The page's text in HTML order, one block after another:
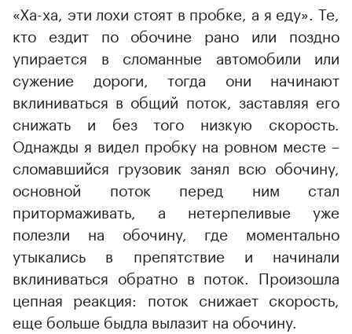
«Ха-ха, эти лохи стоят в пробке, а я еду». Те,
кто ездит по обочине рано или поздно
упирается в сломанные автомобили или
сужение дороги, тогда они начинают
вклиниваться в общий поток, заставляя его
снижать и без того низкую скорость.
Однажды я видел пробку на ровном месте –
сломавшийся грузовик занял всю обочину,
основной поток перед ним стал
притормаживать, а нетерпеливые уже
полезли на обочину, где моментально
утыкались в препятствие и начинали
вклиниваться обратно в поток. Произошла
цепная реакция: поток снижает скорость,
еще больше быдла вылазит на обочину.